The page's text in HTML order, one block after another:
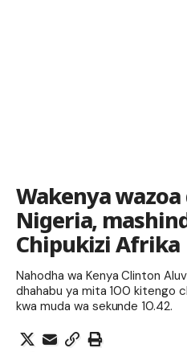
Wakenya
Nigeria,
Chipukizi Afrika
Nahodha wa Kenya Clinton
dhahabu ya mita 100 kitengo
kwa muda wa sekunde 10.42.